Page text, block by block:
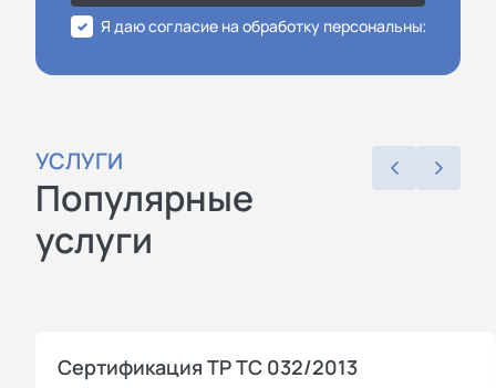
Я даю согласие на обработку персональных
УСЛУГИ
Популярные
услуги
Сертификация ТР ТС 032/2013